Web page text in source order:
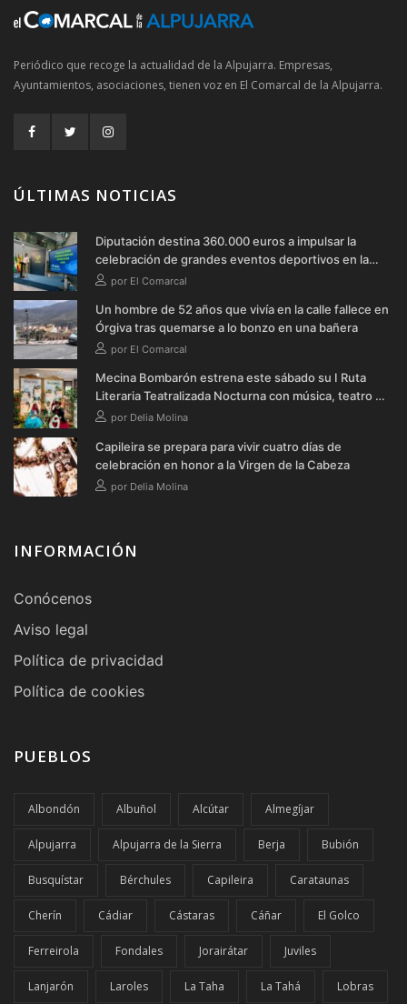
Periódico que recoge la actualidad de la Alpujarra. Empresas,
Ayuntamientos, asociaciones, tienen voz en El Comarcal de la Alpujarra.
ÚLTIMAS NOTICIAS
Diputación destina 360.000 euros a impulsar la
celebración de grandes eventos deportivos en la
provincia durante 2026
por El Comarcal
Un hombre de 52 años que vivía en la calle fallece en
Órgiva tras quemarse a lo bonzo en una bañera
por El Comarcal
Mecina Bombarón estrena este sábado su I Ruta
Literaria Teatralizada Nocturna con música, teatro y
verbena
por Delia Molina
Capileira se prepara para vivir cuatro días de
celebración en honor a la Virgen de la Cabeza
por Delia Molina
INFORMACIÓN
Conócenos
Aviso legal
Política de privacidad
Política de cookies
PUEBLOS
Albondón Albuñol Alcútar Almegíjar
Alpujarra Alpujarra de la Sierra Berja Bubión
Busquístar Bérchules Capileira Carataunas
Cherín Cádiar Cástaras Cáñar El Golco
Ferreirola Fondales Jorairátar Juviles
Lanjarón Laroles La Taha La Tahá Lobras